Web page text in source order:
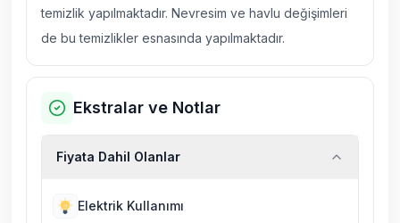
temizlik yapılmaktadır. Nevresim ve havlu değişimleri
de bu temizlikler esnasında yapılmaktadır.
Ekstralar ve Notlar
Fiyata Dahil Olanlar
Elektrik Kullanımı